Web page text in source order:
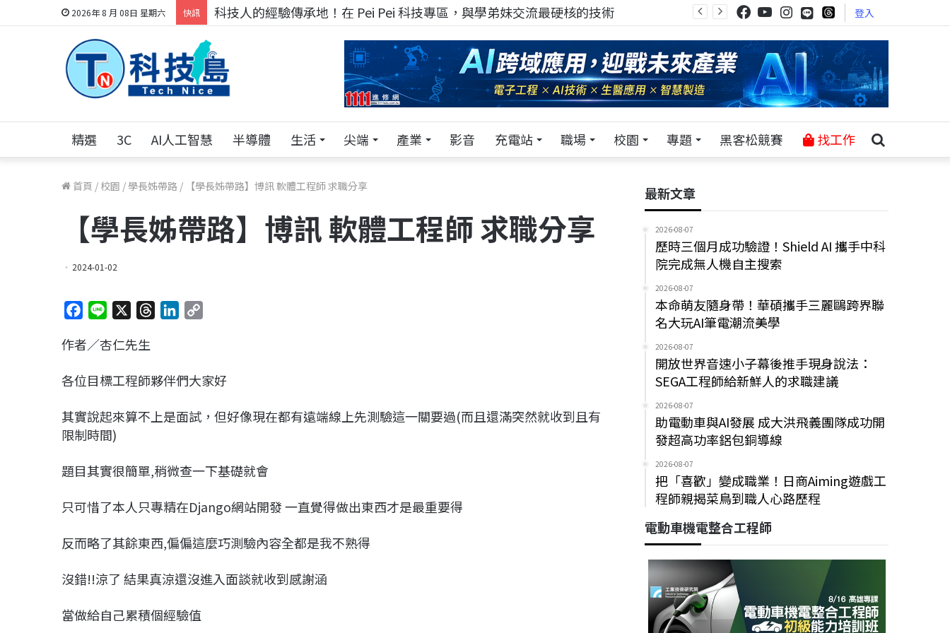
2026年 8 月 08日 星期六 快訊 科技人的經驗傳承地！在 Pei Pei 科技專區，與學弟妹交流最硬核的技術 登入
精選 3C AI人工智慧 半導體 生活 尖端 產業 影音 充電站 職場 校園 專題 黑客松競賽 找工作
首頁 / 校園 / 學長姊帶路 / 【學長姊帶路】博訊 軟體工程師 求職分享
【學長姊帶路】博訊 軟體工程師 求職分享
2024-01-02
c
b
o
k
n
a
s
e
I
L
n
作者／杏仁先生
各位目標工程師夥伴們大家好
其實說起來算不上是面試，但好像現在都有遠端線上先測驗這一關要過(而且還滿突然就收到且有
限制時間)
題目其實很簡單,稍微查一下基礎就會
只可惜了本人只專精在Django網站開發 一直覺得做出東西才是最重要得
反而略了其餘東西,偏偏這麼巧測驗內容全都是我不熟得
沒錯!!涼了 結果真涼還沒進入面談就收到感謝涵
當做給自己累積個經驗值
最新文章
2026-08-07
歷時三個月成功驗證！Shield AI 攜手中科
院完成無人機自主搜索
2026-08-07
本命萌友隨身帶！華碩攜手三麗鷗跨界聯
名大玩AI筆電潮流美學
2026-08-07
開放世界音速小子幕後推手現身說法：
SEGA工程師給新鮮人的求職建議
2026-08-07
助電動車與AI發展 成大洪飛義團隊成功開
發超高功率鋁包銅導線
2026-08-07
把「喜歡」變成職業！日商Aiming遊戲工
程師親揭菜鳥到職人心路歷程
電動車機電整合工程師